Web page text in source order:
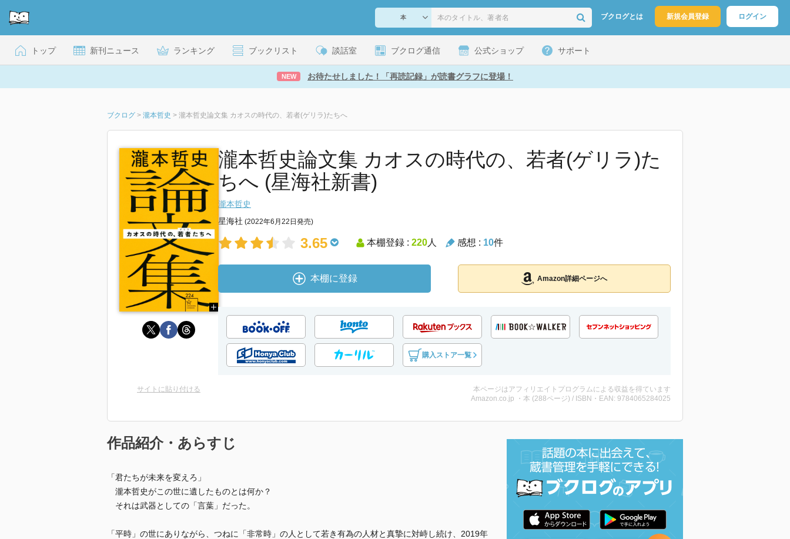
ブクログとは 新規会員登録 ログイン
トップ 新刊ニュース ランキング ブックリスト 談話室 ブクログ通信 公式ショップ サポート
NEW お待たせしました！「再読記録」が読書グラフに登場！
ブクログ > 瀧本哲史 > 瀧本哲史論文集 カオスの時代の、若者(ゲリラ)たちへ
瀧本哲史論文集 カオスの時代の、若者(ゲリラ)た
ちへ (星海社新書)
瀧本哲史
星海社 (2022年6月22日発売)
3.65 本棚登録 : 220人 感想 : 10件
本棚に登録 Amazon詳細ページへ
購入ストア一覧
サイトに貼り付ける
本ページはアフィリエイトプログラムによる収益を得ています
Amazon.co.jp ・本 (288ページ) / ISBN・EAN: 9784065284025
作品紹介・あらすじ
「君たちが未来を変えろ」
瀧本哲史がこの世に遺したものとは何か？
それは武器としての「言葉」だった。
「平時」の世にありながら、つねに「非常時」の人として若き有為の人材と真摯に対峙し続け、2019年